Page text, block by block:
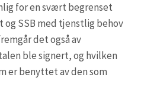
for en svært begrenset
og SSB med tjenstlig behov
det også av
ble signert, og hvilken
er benyttet av den som